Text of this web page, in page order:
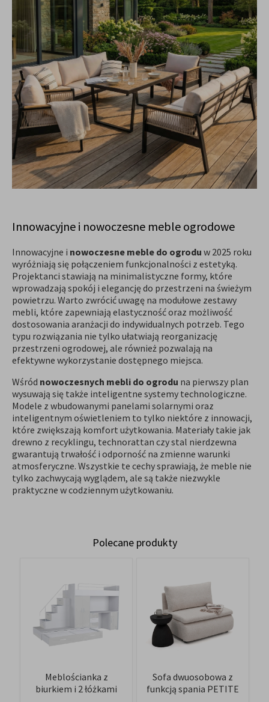
Innowacyjne i nowoczesne meble ogrodowe
Innowacyjne i nowoczesne meble do ogrodu w 2025 roku
wyróżniają się połączeniem funkcjonalności z estetyką.
Projektanci stawiają na minimalistyczne formy, które
wprowadzają spokój i elegancję do przestrzeni na świeżym
powietrzu. Warto zwrócić uwagę na modułowe zestawy
mebli, które zapewniają elastyczność oraz możliwość
dostosowania aranżacji do indywidualnych potrzeb. Tego
typu rozwiązania nie tylko ułatwiają reorganizację
przestrzeni ogrodowej, ale również pozwalają na
efektywne wykorzystanie dostępnego miejsca.
Wśród nowoczesnych mebli do ogrodu na pierwszy plan
wysuwają się także inteligentne systemy technologiczne.
Modele z wbudowanymi panelami solarnymi oraz
inteligentnym oświetleniem to tylko niektóre z innowacji,
które zwiększają komfort użytkowania. Materiały takie jak
drewno z recyklingu, technorattan czy stal nierdzewna
gwarantują trwałość i odporność na zmienne warunki
atmosferyczne. Wszystkie te cechy sprawiają, że meble nie
tylko zachwycają wyglądem, ale są także niezwykle
praktyczne w codziennym użytkowaniu.
Polecane produkty
Meblościanka z
biurkiem i 2 łóżkami
Sofa dwuosobowa z
funkcją spania PETITE